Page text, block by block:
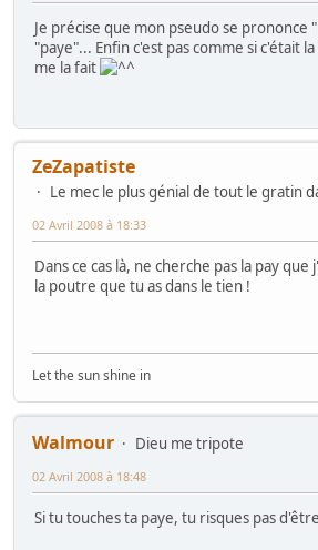
Je précise que mon pseudo se prononce
"paye"... Enfin c'est pas comme si c'était
me la fait
ZeZapatiste
Le mec le plus génial de tout le gratin
02 Avril 2008 à 18:33
Dans ce cas là, ne cherche pas la pay que
la poutre que tu as dans le tien !
Let the sun shine in
Walmour
Dieu me tripote
02 Avril 2008 à 18:48
Si tu touches ta paye, tu risques pas